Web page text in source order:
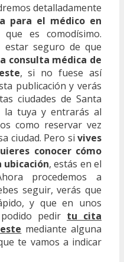
detalladamente
para el médico en
es comodísimo.
estar seguro de que
consulta médica de
, si no fuese así
publicación y verás
ciudades de Santa
la tuya y entrarás al
como reservar vez
ciudad. Pero si vives
conocer cómo
ubicación, estás en el
procedemos a
seguir, verás que
y que en unos
pedir tu cita
mediante alguna
te vamos a indicar